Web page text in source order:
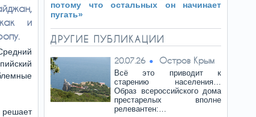
и
решает
потому что остальных он начинает
пугать»
ДРУГИЕ ПУБЛИКАЦИИ
20.07.26 Остров Крым
Всё это приводит к
старению населения…
Образ всероссийского дома
престарелых вполне
релевантен:…